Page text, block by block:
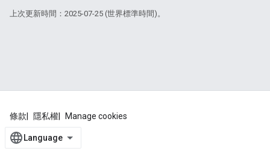
上次更新時間：2025-07-25 (世界標準時間)。
條款 隱私權 Manage cookies